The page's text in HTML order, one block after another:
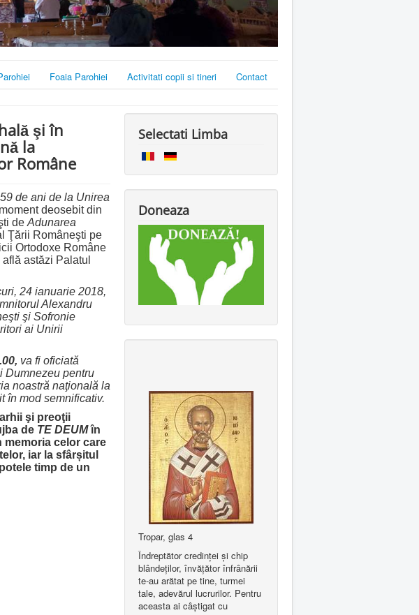
Foaia Parohiei Activitati copii si tineri Contact
şi în
la
Române
de ani de la Unirea
deosebit din
deAdunarea
Ţării Româneşti pe
Ortodoxe Române
astăzi Palatul
24 ianuarie 2018,
Alexandru
şi Sofronie
ai Unirii
va fi oficiată
Dumnezeu pentru
noastră naţională la
în mod semnificativ.
şi preoţii
de TE DEUMîn
memoria celor care
iar la sfârșitul
timp de un
Selectati Limba
Doneaza
Tropar, glas 4
Îndreptător credinţei şi chip
blândeţilor, învăţător înfrânării
te-au arătat pe tine, turmei
tale, adevărul lucrurilor. Pentru
aceasta ai câştigat cu